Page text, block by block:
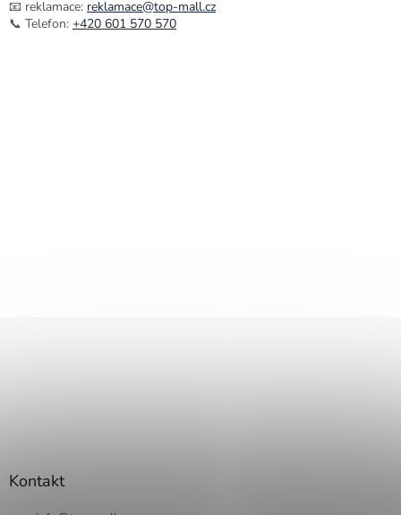
📧 reklamace: reklamace@top-mall.cz
📞 Telefon: +420 601 570 570
Kontakt